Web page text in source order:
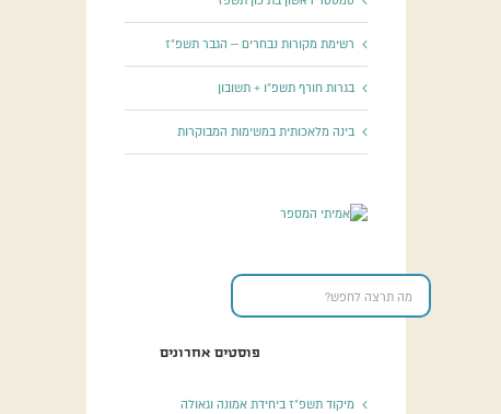
רשימת מקורות נבחרים – הגבר תשפ”ז
בגרות חורף תשפ”ו + תשובון
בינה מלאכותית במשימות המבוקרות
פוסטים אחרונים
מיקוד תשפ”ז ביחידת אמונה וגאולה